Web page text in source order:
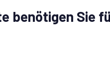
benötigen Sie